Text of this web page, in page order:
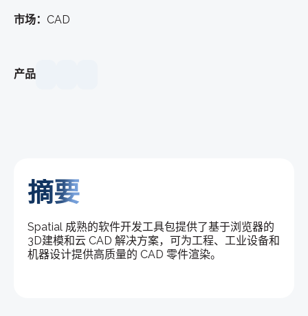
市场： CAD
产品
摘要
Spatial 成熟的软件开发工具包提供了基于浏览器的
3D建模和云 CAD 解决方案，可为工程、工业设备和
机器设计提供高质量的 CAD 零件渲染。